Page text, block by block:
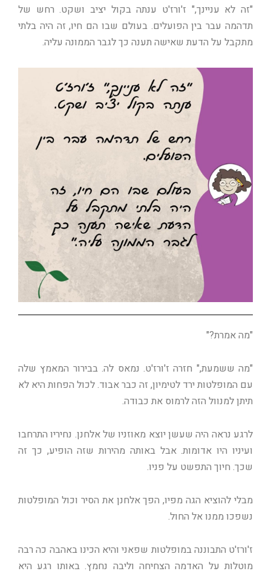
"זה לא עניינך," ז'ורז'ט ענתה בקול יציב ושקט. רחש של
תדהמה עבר בין הפועלים. בעולם שבו הם חיו, זה היה בלתי
מתקבל על הדעת שאישה תענה כך לגבר הממונה עליה.
"מה אמרת?"
"מה ששמעת," חזרה ז'ורז'ט. נמאס לה. בבירור המאמץ שלה
עם המופלטות ירד לטימיון, זה כבר אבוד. לכול הפחות היא לא
תיתן למנוול הזה לרמוס את כבודה.
לרגע נראה היה שעשן יוצא מאוזניו של אלחנן. נחיריו התרחבו
ועיניו היו אדומות. אבל באותה מהירות שזה הופיע, כך זה
שכך. חיוך התפשט על פניו.
מבלי להוציא הגה מפיו, הפך אלחנן את הסיר וכול המופלטות
נשפכו ממנו אל החול.
ז'ורז'ט התבוננה במופלטות שפאני והיא הכינו באהבה כה רבה
מוטלות על האדמה הצחיחה וליבה נחמץ. באותו רגע היא